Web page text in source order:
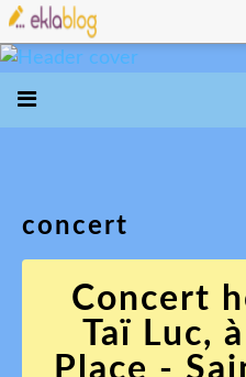
concert
Concert
Taï Luc,
Place -